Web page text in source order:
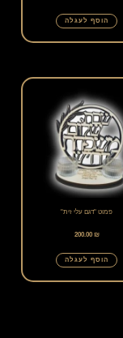
הוסף לעגלה
פמוט "דגם עלי זית"
200.00 ₪
הוסף לעגלה